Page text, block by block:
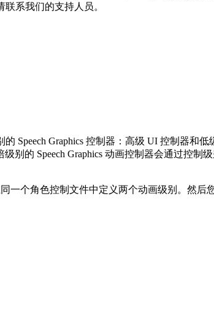
系我们的支持人员。
Speech Graphics 控制器：高级 UI 控制器和
级别的 Speech Graphics 动画控制器会通过控
一个角色控制文件中定义两个动画级别。然后